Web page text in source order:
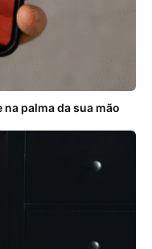
palma da sua mão